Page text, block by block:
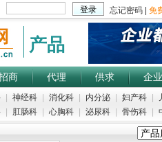
产品
商 代理 供求 企业
神经科 消化科 内分泌 妇产科
肛肠科 心胸科 泌尿科 骨伤科